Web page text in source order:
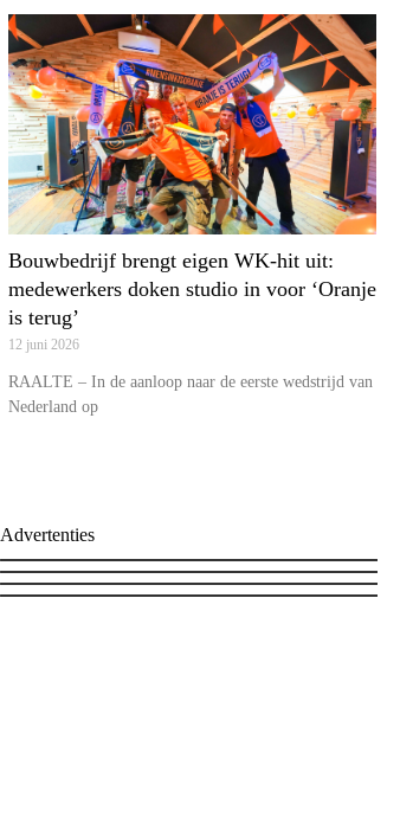
Bouwbedrijf brengt eigen WK-hit uit:
medewerkers doken studio in voor ‘Oranje
is terug’
12 juni 2026
RAALTE – In de aanloop naar de eerste wedstrijd van
Nederland op
Advertenties